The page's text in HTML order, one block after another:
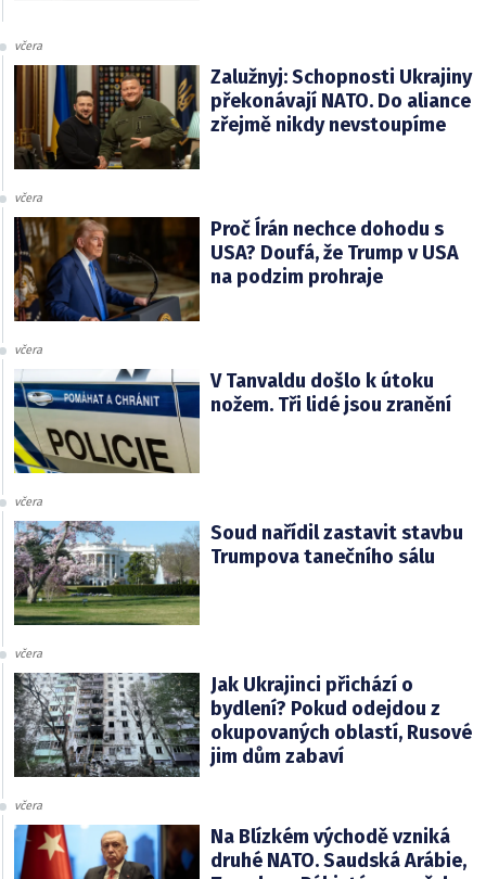
včera
Zalužnyj: Schopnosti Ukrajiny
překonávají NATO. Do aliance
zřejmě nikdy nevstoupíme
včera
Proč Írán nechce dohodu s
USA? Doufá, že Trump v USA
na podzim prohraje
včera
V Tanvaldu došlo k útoku
nožem. Tři lidé jsou zranění
včera
Soud nařídil zastavit stavbu
Trumpova tanečního sálu
včera
Jak Ukrajinci přichází o
bydlení? Pokud odejdou z
okupovaných oblastí, Rusové
jim dům zabaví
včera
Na Blízkém východě vzniká
druhé NATO. Saudská Arábie,